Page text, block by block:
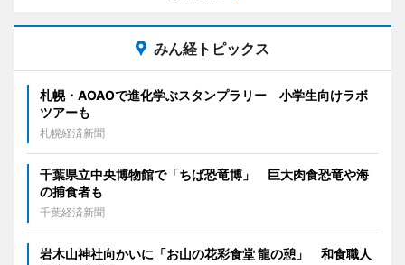
みん経トピックス
札幌・AOAOで進化学ぶスタンプラリー 小学生向けラボ
ツアーも
札幌経済新聞
千葉県立中央博物館で「ちば恐竜博」 巨大肉食恐竜や海
の捕食者も
千葉経済新聞
岩木山神社向かいに「お山の花彩食堂 龍の憩」 和食職人